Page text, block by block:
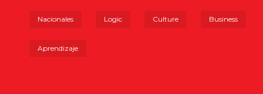
Nacionales Logic Culture Business
Aprendizaje